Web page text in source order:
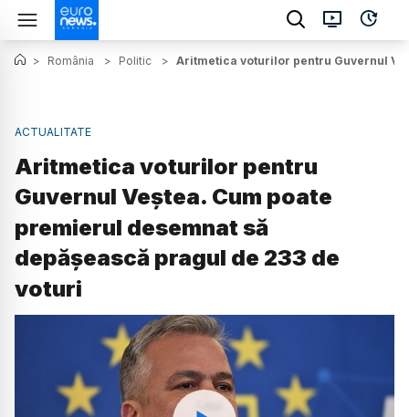
> România > Politic > Aritmetica voturilor pentru Guvernul
ACTUALITATE
Aritmetica voturilor pentru
Guvernul Veștea. Cum poate
premierul desemnat să
depășească pragul de 233 de
voturi